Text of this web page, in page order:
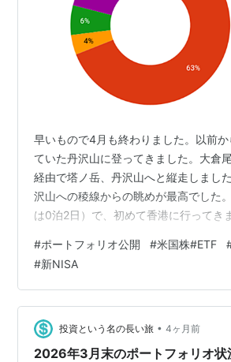
早いもので4月も終わりました。以前
ていた丹沢山に登ってきました。大倉
経由で塔ノ岳、丹沢山へと縦走しまし
沢山への稜線からの眺めが最高でした
は0泊2日）で、初めて香港に行ってき
日の深夜便で香港を出発、翌日4月17日
田着という弾丸旅行でした。予定して
回ることは出来ませんでしたが、活気
でした。4月でも歩き回っていると暑
きたいとは思いませんが、次回は冬に
うと思います。 ①ビクトリア・ピー
#ポートフォリオ公開 #米国株#ETF
#新NISA
投資という名の長い旅 • 4ヶ月前
2026年3月末のポートフォリオ状